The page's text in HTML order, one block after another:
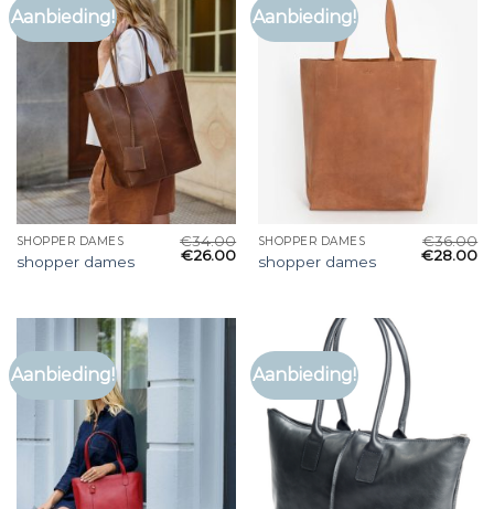
Aanbieding!
SHOPPER DAMES
shopper dames
€34.00
€26.00
Aanbieding!
SHOPPER DAMES
shopper dames
€36.00
€28.00
Aanbieding! Aanbieding!